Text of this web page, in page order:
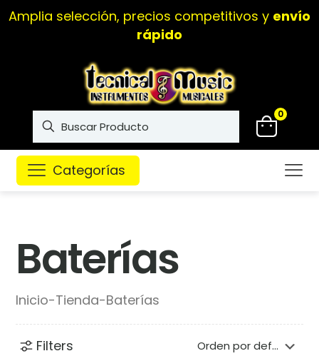
Amplia selección, precios competitivos y envío
rápido
0
Categorías
Baterías
Inicio-Tienda-Baterías
Filters